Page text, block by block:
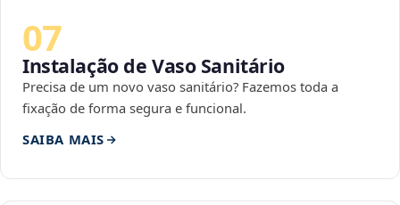
07
Instalação de Vaso Sanitário
Precisa de um novo vaso sanitário? Fazemos toda a
fixação de forma segura e funcional.
SAIBA MAIS